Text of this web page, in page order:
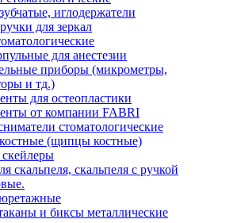
иглодержатели
для зеркал
для анестезии
приборы (микрометры,
и тд.)
для остеопластики
от компании FABRI
стоматологические
(щипцы костные)
скальпеля, скальпеля с ручкой
и биксы металлические